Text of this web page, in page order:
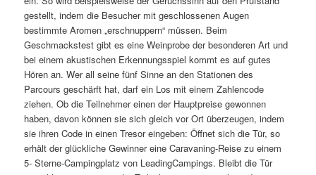
gestellt, indem die Besucher mit geschlossenen Augen
bestimmte Aromen „erschnuppern“ müssen. Beim
Geschmackstest gibt es eine Weinprobe der besonderen Art und
bei einem akustischen Erkennungsspiel kommt es auf gutes
Hören an. Wer all seine fünf Sinne an den Stationen des
Parcours geschärft hat, darf ein Los mit einem Zahlencode
ziehen. Ob die Teilnehmer einen der Hauptpreise gewonnen
haben, davon können sie sich gleich vor Ort überzeugen, indem
sie ihren Code in einen Tresor eingeben: Öffnet sich die Tür, so
erhält der glückliche Gewinner eine Caravaning-Reise zu einem
5- Sterne-Campingplatz von LeadingCampings. Bleibt die Tür